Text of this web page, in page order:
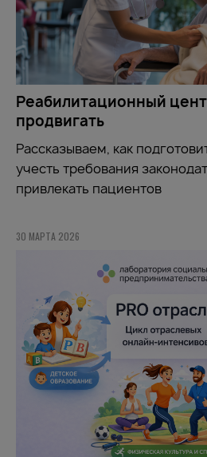
Реабилитационный
продвигать
Рассказываем, как
учесть требования
привлекать пациентов
30 МАРТА 2026